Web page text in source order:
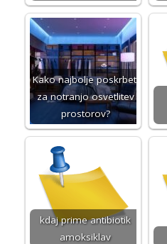
Kako najbolje poskrbeti
za notranjo osvetlitev
prostorov?
kdaj prime antibiotik
amoksiklav